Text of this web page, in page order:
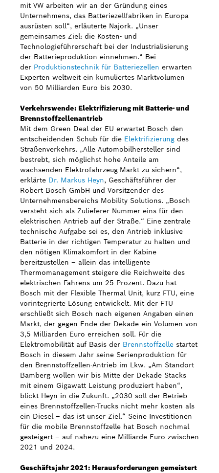
mit VW arbeiten wir an der Gründung eines
Unternehmens, das Batteriezellfabriken in Europa
ausrüsten soll“, erläuterte Najork. „Unser
gemeinsames Ziel: die Kosten- und
Technologieführerschaft bei der Industrialisierung
der Batterieproduktion einnehmen.“ Bei
der Produktionstechnik für Batteriezellen erwarten
Experten weltweit ein kumuliertes Marktvolumen
von 50 Milliarden Euro bis 2030.
Verkehrswende: Elektrifizierung mit Batterie- und
Brennstoffzellenantrieb
Mit dem Green Deal der EU erwartet Bosch den
entscheidenden Schub für die Elektrifizierung des
Straßenverkehrs. „Alle Automobilhersteller sind
bestrebt, sich möglichst hohe Anteile am
wachsenden Elektrofahrzeug-Markt zu sichern“,
erklärte Dr. Markus Heyn, Geschäftsführer der
Robert Bosch GmbH und Vorsitzender des
Unternehmensbereichs Mobility Solutions. „Bosch
versteht sich als Zulieferer Nummer eins für den
elektrischen Antrieb auf der Straße.“ Eine zentrale
technische Aufgabe sei es, den Antrieb inklusive
Batterie in der richtigen Temperatur zu halten und
den nötigen Klimakomfort in der Kabine
bereitzustellen – allein das intelligente
Thermomanagement steigere die Reichweite des
elektrischen Fahrens um 25 Prozent. Dazu hat
Bosch mit der Flexible Thermal Unit, kurz FTU, eine
vorintegrierte Lösung entwickelt. Mit der FTU
erschließt sich Bosch nach eigenen Angaben einen
Markt, der gegen Ende der Dekade ein Volumen von
3,5 Milliarden Euro erreichen soll. Für die
Elektromobilität auf Basis der Brennstoffzelle startet
Bosch in diesem Jahr seine Serienproduktion für
den Brennstoffzellen-Antrieb im Lkw. „Am Standort
Bamberg wollen wir bis Mitte der Dekade Stacks
mit einem Gigawatt Leistung produziert haben“,
blickt Heyn in die Zukunft. „2030 soll der Betrieb
eines Brennstoffzellen-Trucks nicht mehr kosten als
ein Diesel – das ist unser Ziel.“ Seine Investitionen
für die mobile Brennstoffzelle hat Bosch nochmal
gesteigert – auf nahezu eine Milliarde Euro zwischen
2021 und 2024.
Geschäftsjahr 2021: Herausforderungen gemeistert